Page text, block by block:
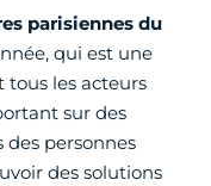
parisiennes du
qui est une
tous les acteurs
sur des
des personnes
des solutions